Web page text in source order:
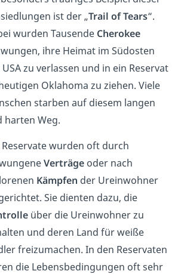
ist der „Trail of Tears“.
wurden Tausende Cherokee
ihre Heimat im Südosten
zu verlassen und in ein Reservat
Oklahoma zu ziehen. Viele
starben auf diesem langen
harten Weg.
Reservate wurden oft durch
Verträge oder nach
Kämpfen der Ureinwohner
Sie dienten dazu, die
über die Ureinwohner zu
und deren Land für weiße
freizumachen. In den Reservaten
die Lebensbedingungen oft sehr